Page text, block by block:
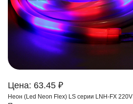
Цена: 63.45 ₽
Неон (Led Neon Flex) LS серии LNH-FX 220V